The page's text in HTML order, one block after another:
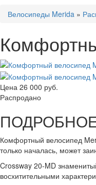
Велосипеды Merida »
Цена 26 000 руб.
Распродано
Комфортный велосипед
только началась, может
Crossway 20-MD
восхитительными